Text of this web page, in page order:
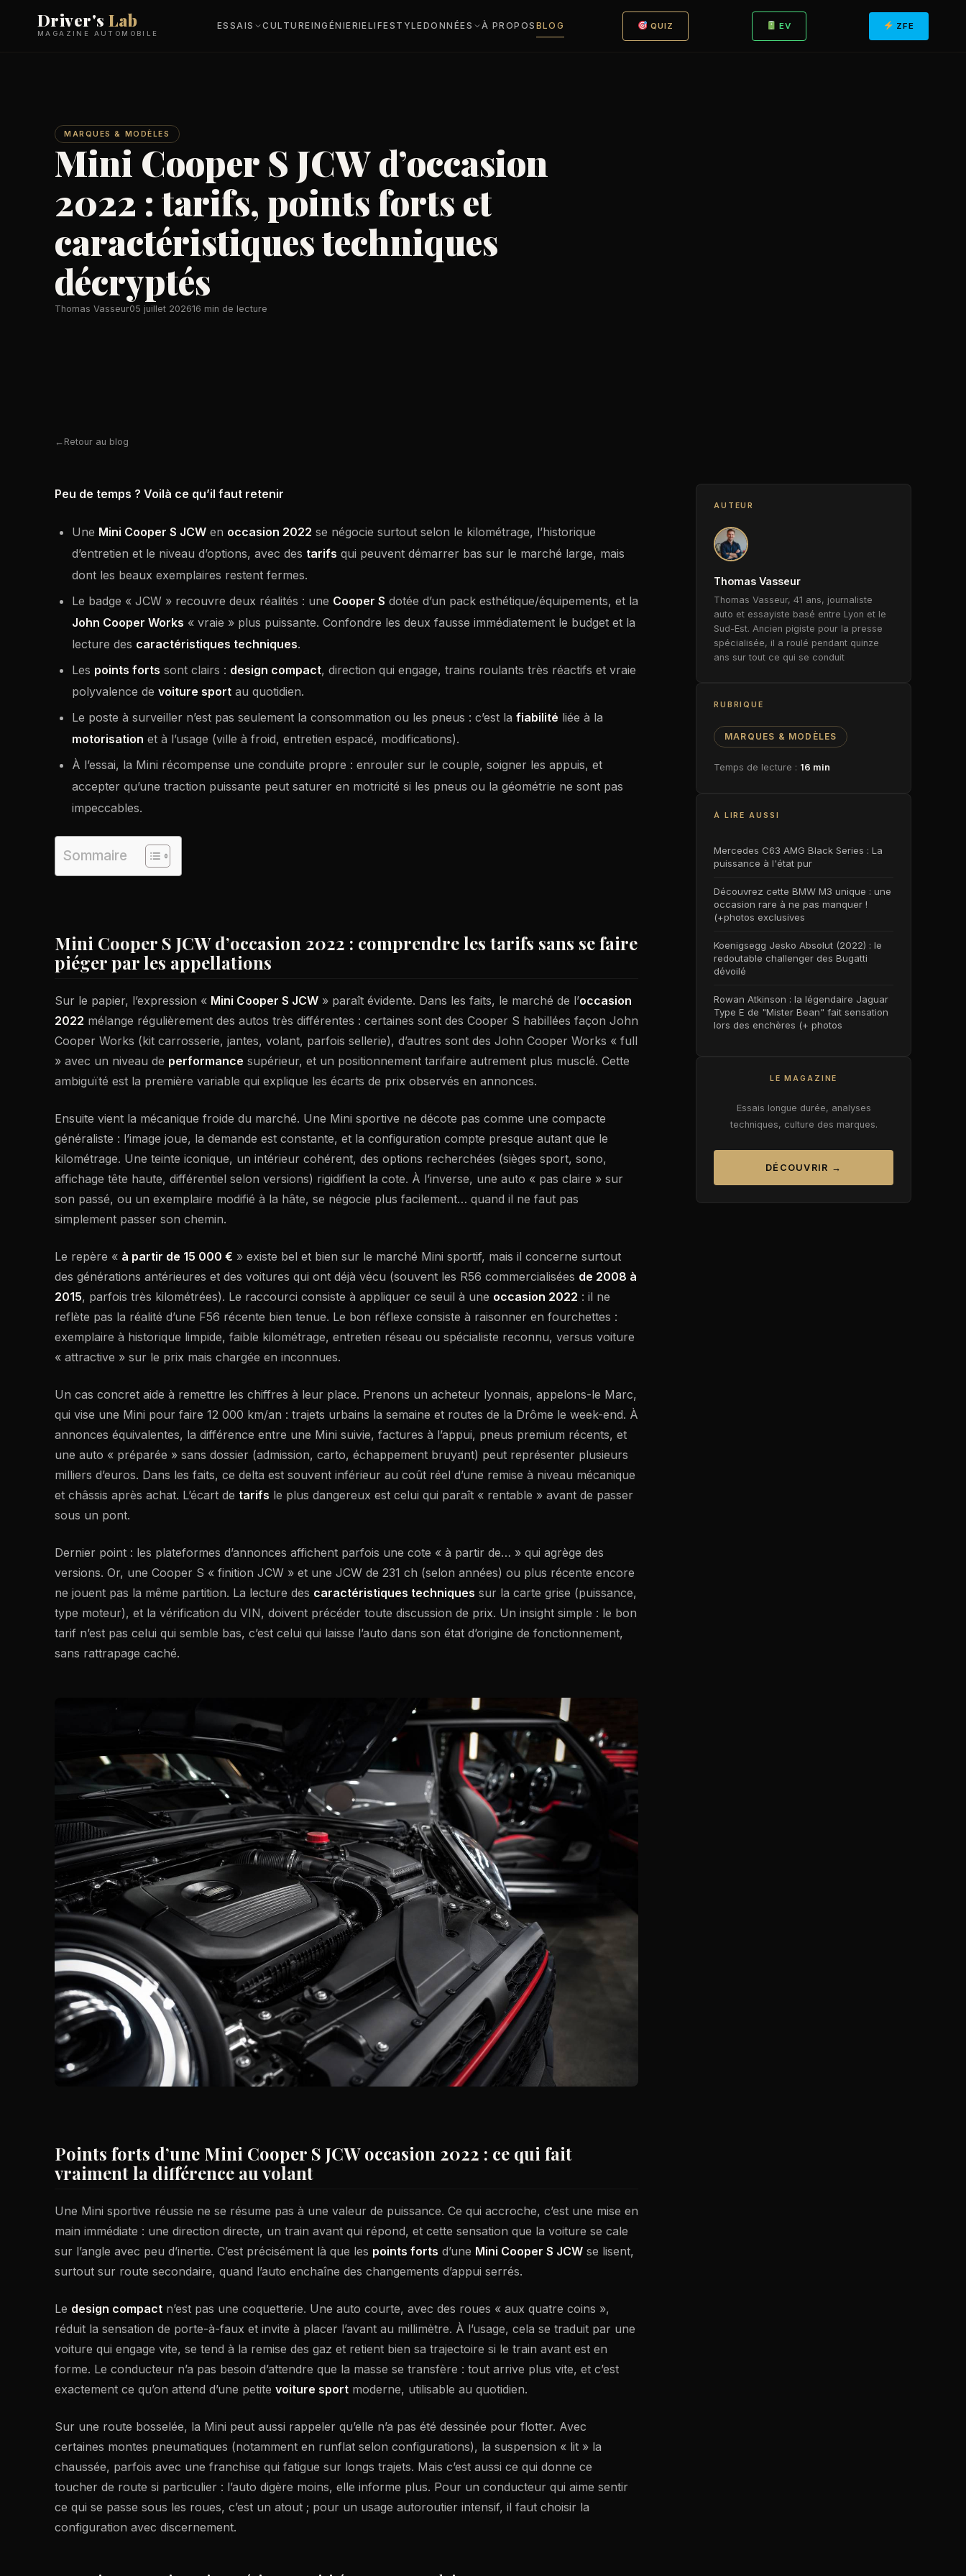
Driver'sLab
MAGAZINE AUTOMOBILE
ESSAIS CULTUREINGÉNIERIELIFESTYLEDONNÉES À PROPOS BLOG QUIZ EV ZFE
MARQUES & MODÈLES
Mini Cooper S JCW d’occasion
2022 : tarifs, points forts et
caractéristiques techniques
décryptés
Thomas Vasseur05 juillet 202616 min de lecture
Retour au blog
Peu de temps ? Voilà ce qu’il faut retenir
Une Mini Cooper S JCW en occasion 2022 se négocie surtout selon le kilométrage, l’historique
d’entretien et le niveau d’options, avec des tarifs qui peuvent démarrer bas sur le marché large, mais
dont les beaux exemplaires restent fermes.
Le badge « JCW » recouvre deux réalités : une Cooper S dotée d’un pack esthétique/équipements, et la
John Cooper Works « vraie » plus puissante. Confondre les deux fausse immédiatement le budget et la
lecture des caractéristiques techniques.
Les points forts sont clairs : design compact, direction qui engage, trains roulants très réactifs et vraie
polyvalence de voiture sport au quotidien.
Le poste à surveiller n’est pas seulement la consommation ou les pneus : c’est la fiabilité liée à la
motorisation et à l’usage (ville à froid, entretien espacé, modifications).
À l’essai, la Mini récompense une conduite propre : enrouler sur le couple, soigner les appuis, et
accepter qu’une traction puissante peut saturer en motricité si les pneus ou la géométrie ne sont pas
impeccables.
Sommaire
Mini Cooper S JCW d’occasion 2022 : comprendre les tarifs sans se faire
piéger par les appellations
Sur le papier, l’expression « Mini Cooper S JCW » paraît évidente. Dans les faits, le marché de l’occasion
2022 mélange régulièrement des autos très différentes : certaines sont des Cooper S habillées façon John
Cooper Works (kit carrosserie, jantes, volant, parfois sellerie), d’autres sont des John Cooper Works « full
» avec un niveau de performance supérieur, et un positionnement tarifaire autrement plus musclé. Cette
ambiguïté est la première variable qui explique les écarts de prix observés en annonces.
Ensuite vient la mécanique froide du marché. Une Mini sportive ne décote pas comme une compacte
généraliste : l’image joue, la demande est constante, et la configuration compte presque autant que le
kilométrage. Une teinte iconique, un intérieur cohérent, des options recherchées (sièges sport, sono,
affichage tête haute, différentiel selon versions) rigidifient la cote. À l’inverse, une auto « pas claire » sur
son passé, ou un exemplaire modifié à la hâte, se négocie plus facilement… quand il ne faut pas
simplement passer son chemin.
Le repère « à partir de 15 000 € » existe bel et bien sur le marché Mini sportif, mais il concerne surtout
des générations antérieures et des voitures qui ont déjà vécu (souvent les R56 commercialisées de 2008 à
2015, parfois très kilométrées). Le raccourci consiste à appliquer ce seuil à une occasion 2022 : il ne
reflète pas la réalité d’une F56 récente bien tenue. Le bon réflexe consiste à raisonner en fourchettes :
exemplaire à historique limpide, faible kilométrage, entretien réseau ou spécialiste reconnu, versus voiture
« attractive » sur le prix mais chargée en inconnues.
Un cas concret aide à remettre les chiffres à leur place. Prenons un acheteur lyonnais, appelons-le Marc,
qui vise une Mini pour faire 12 000 km/an : trajets urbains la semaine et routes de la Drôme le week-end. À
annonces équivalentes, la différence entre une Mini suivie, factures à l’appui, pneus premium récents, et
une auto « préparée » sans dossier (admission, carto, échappement bruyant) peut représenter plusieurs
milliers d’euros. Dans les faits, ce delta est souvent inférieur au coût réel d’une remise à niveau mécanique
et châssis après achat. L’écart de tarifs le plus dangereux est celui qui paraît « rentable » avant de passer
sous un pont.
Dernier point : les plateformes d’annonces affichent parfois une cote « à partir de… » qui agrège des
versions. Or, une Cooper S « finition JCW » et une JCW de 231 ch (selon années) ou plus récente encore
ne jouent pas la même partition. La lecture des caractéristiques techniques sur la carte grise (puissance,
type moteur), et la vérification du VIN, doivent précéder toute discussion de prix. Un insight simple : le bon
tarif n’est pas celui qui semble bas, c’est celui qui laisse l’auto dans son état d’origine de fonctionnement,
sans rattrapage caché.
Points forts d’une Mini Cooper S JCW occasion 2022 : ce qui fait
vraiment la différence au volant
Une Mini sportive réussie ne se résume pas à une valeur de puissance. Ce qui accroche, c’est une mise en
main immédiate : une direction directe, un train avant qui répond, et cette sensation que la voiture se cale
sur l’angle avec peu d’inertie. C’est précisément là que les points forts d’une Mini Cooper S JCW se lisent,
surtout sur route secondaire, quand l’auto enchaîne des changements d’appui serrés.
Le design compact n’est pas une coquetterie. Une auto courte, avec des roues « aux quatre coins »,
réduit la sensation de porte-à-faux et invite à placer l’avant au millimètre. À l’usage, cela se traduit par une
voiture qui engage vite, se tend à la remise des gaz et retient bien sa trajectoire si le train avant est en
forme. Le conducteur n’a pas besoin d’attendre que la masse se transfère : tout arrive plus vite, et c’est
exactement ce qu’on attend d’une petite voiture sport moderne, utilisable au quotidien.
Sur une route bosselée, la Mini peut aussi rappeler qu’elle n’a pas été dessinée pour flotter. Avec
certaines montes pneumatiques (notamment en runflat selon configurations), la suspension « lit » la
chaussée, parfois avec une franchise qui fatigue sur longs trajets. Mais c’est aussi ce qui donne ce
toucher de route si particulier : l’auto digère moins, elle informe plus. Pour un conducteur qui aime sentir
ce qui se passe sous les roues, c’est un atout ; pour un usage autoroutier intensif, il faut choisir la
configuration avec discernement.
AUTEUR
Thomas Vasseur
Thomas Vasseur, 41 ans, journaliste
auto et essayiste basé entre Lyon et le
Sud-Est. Ancien pigiste pour la presse
spécialisée, il a roulé pendant quinze
ans sur tout ce qui se conduit
RUBRIQUE
MARQUES & MODÈLES
Temps de lecture : 16 min
À LIRE AUSSI
Mercedes C63 AMG Black Series : La
puissance à l'état pur
Découvrez cette BMW M3 unique : une
occasion rare à ne pas manquer !
(+photos exclusives
Koenigsegg Jesko Absolut (2022) : le
redoutable challenger des Bugatti
dévoilé
Rowan Atkinson : la légendaire Jaguar
Type E de "Mister Bean" fait sensation
lors des enchères (+ photos
LE MAGAZINE
Essais longue durée, analyses
techniques, culture des marques.
DÉCOUVRIR →